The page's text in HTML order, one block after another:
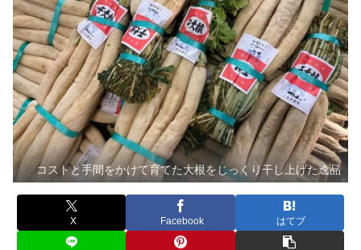
コストと手間をかけて育てた大根をじっくり干し上げた逸品
X Facebook はてブ